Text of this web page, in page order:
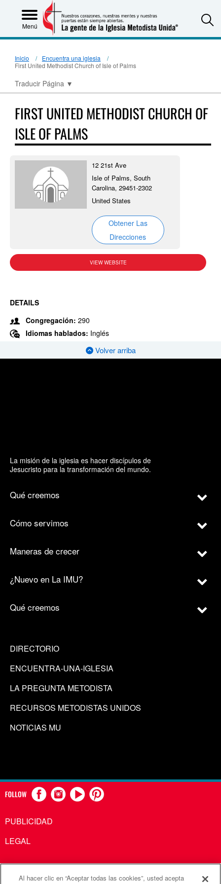
Menú
Inicio
Encuentra una iglesia
First United Methodist Church of Isle of Palms
Traducir Página ▼
FIRST UNITED METHODIST CHURCH OF
ISLE OF PALMS
12 21st Ave
Isle of Palms, South
Carolina, 29451-2302
United States
Obtener Las
Direcciones
VIEW WEBSITE
DETAILS
Congregación: 290
Idiomas hablados: Inglés
Volver arriba
La misión de la iglesia es hacer discípulos de
Jesucristo para la transformación del mundo.
Qué creemos
Cómo servimos
Maneras de crecer
¿Nuevo en La IMU?
Qué creemos
DIRECTORIO
ENCUENTRA-UNA-IGLESIA
LA PREGUNTA METODISTA
RECURSOS METODISTAS UNIDOS
NOTICIAS MU
FOLLOW
PUBLICIDAD
LEGAL
Al hacer clic en “Aceptar todas las cookies”, usted acepta